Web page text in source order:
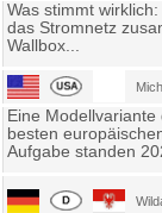
Was stimmt
das Stromnetz
Wallbox...
Eine
besten
Aufgabe standen